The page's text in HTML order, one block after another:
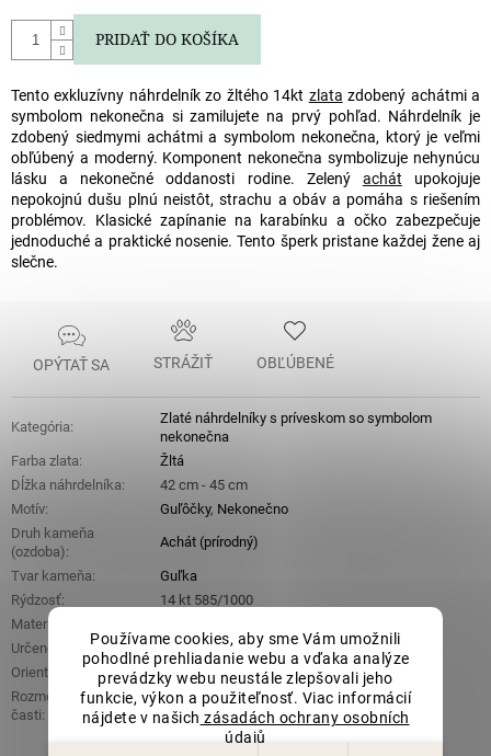
Používame cookies, aby sme Vám umožnili
pohodlné prehliadanie webu a vďaka analýze
prevádzky webu neustále zlepšovali jeho
funkcie, výkon a použiteľnosť. Viac informácií
nájdete v našich zásadách ochrany osobních
údajů
PRIDAŤ DO KOŠÍKA
Tento exkluzívny náhrdelník zo žltého 14kt zlata zdobený achátmi a
symbolom nekonečna si zamilujete na prvý pohľad. Náhrdelník je
zdobený siedmymi achátmi a symbolom nekonečna, ktorý je veľmi
obľúbený a moderný. Komponent nekonečna symbolizuje nehynúcu
lásku a nekonečné oddanosti rodine. Zelený achát upokojuje
nepokojnú dušu plnú neistôt, strachu a obáv a pomáha s riešením
problémov. Klasické zapínanie na karabínku a očko zabezpečuje
jednoduché a praktické nosenie. Tento šperk pristane každej žene aj
slečne.
OPÝTAŤ SA STRÁŽIŤ OBĽÚBENÉ
Kategória:
Zlaté náhrdelníky s príveskom so symbolom
nekonečna
Farba zlata:
Žltá
Dĺžka náhrdelníka:
42 cm - 45 cm
Motív: Guľôčky, Nekonečno
Druh kameňa
(ozdoba):
Achát (prírodný)
Tvar kameňa:
Guľka
Rýdzosť:
14 kt 585/1000
Materiál
Určené pre
Dámske
Orientačná hmotnosť:
2,23 g
Rozmery ozdobnej
časti:
15 mm x 5 mm